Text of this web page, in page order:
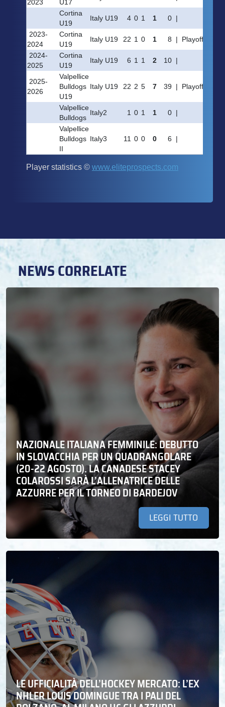
NEWS CORRELATE
NAZIONALE ITALIANA FEMMINILE: DEBUTTO
IN SLOVACCHIA PER UN QUADRANGOLARE
(20-22 AGOSTO). LA CANADESE STACEY
COLAROSSI SARÀ L’ALLENATRICE DELLE
AZZURRE PER IL TORNEO DI BARDEJOV
LEGGI TUTTO
LE UFFICIALITÀ DELL’HOCKEY MERCATO: L’EX
NHLER LOUIS DOMINGUE TRA I PALI DEL